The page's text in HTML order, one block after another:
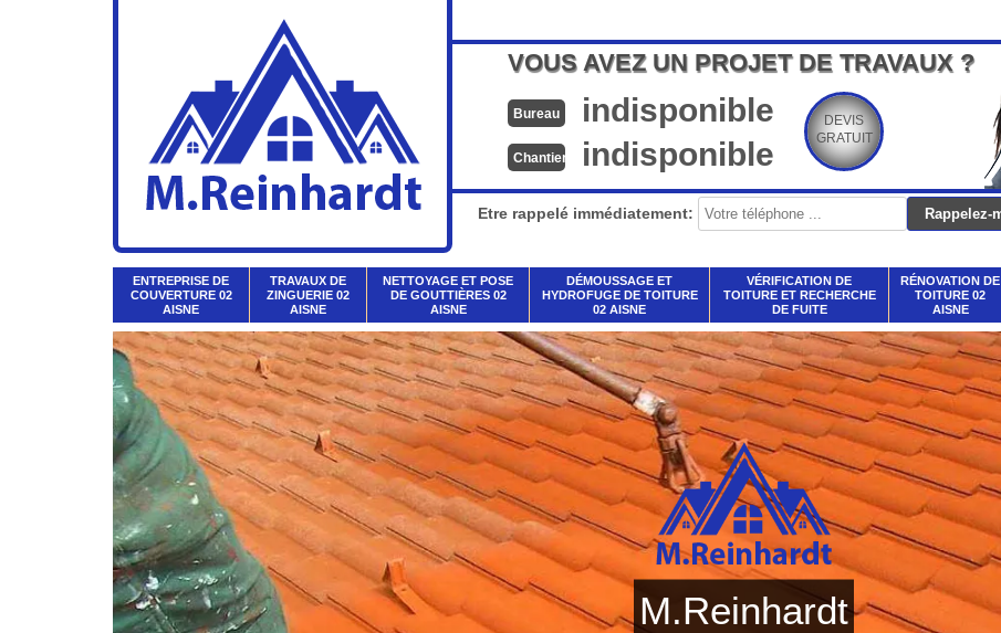
VOUS AVEZ UN PROJET DE TRAVAUX ?
Bureau indisponible
Chantier indisponible
DEVIS
GRATUIT
Etre rappelé immédiatement:
ENTREPRISE DE
COUVERTURE 02
AISNE
TRAVAUX DE
ZINGUERIE 02
AISNE
NETTOYAGE ET POSE
DE GOUTTIÈRES 02
AISNE
DÉMOUSSAGE ET
HYDROFUGE DE TOITURE
02 AISNE
VÉRIFICATION DE
TOITURE ET RECHERCHE
DE FUITE
RÉNOVATION DE
TOITURE 02
AISNE
M.Reinhardt